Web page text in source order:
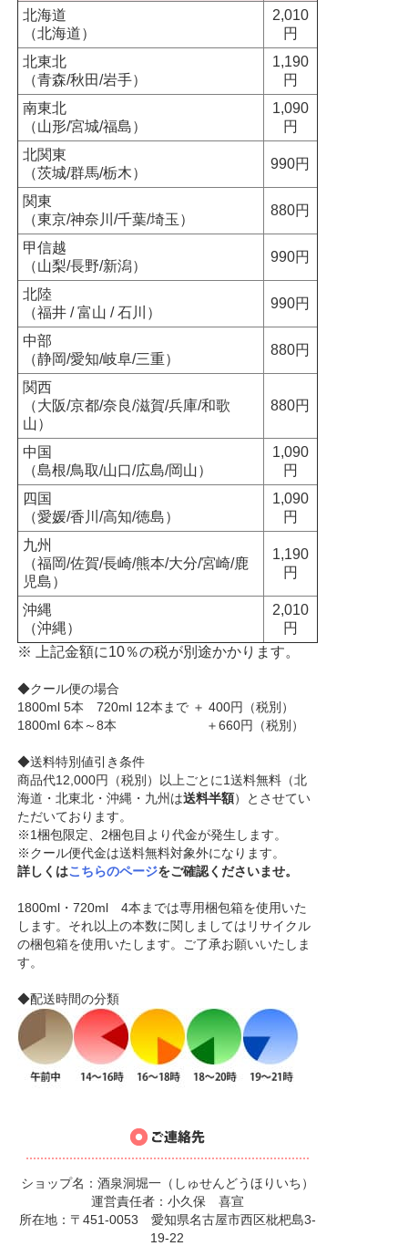
北海道
（北海道）
2,010
円
北東北
（青森/秋田/岩手）
1,190
円
南東北
（山形/宮城/福島）
1,090
円
北関東
（茨城/群馬/栃木）
990円
関東
（東京/神奈川/千葉/埼玉）
880円
甲信越
（山梨/長野/新潟）
990円
北陸
（福井 / 富山 / 石川）
990円
中部
（静岡/愛知/岐阜/三重）
880円
関西
（大阪/京都/奈良/滋賀/兵庫/和歌
山）
880円
中国
（島根/鳥取/山口/広島/岡山）
1,090
円
四国
（愛媛/香川/高知/徳島）
1,090
円
九州
（福岡/佐賀/長崎/熊本/大分/宮崎/鹿
児島）
1,190
円
沖縄
（沖縄）
2,010
円
※ 上記金額に10％の税が別途かかります。
◆クール便の場合
1800ml 5本 720ml 12本まで ＋ 400円（税別）
1800ml 6本～8本 ＋660円（税別）
◆送料特別値引き条件
商品代12,000円（税別）以上ごとに1送料無料（北
海道・北東北・沖縄・九州は送料半額）とさせてい
ただいております。
※1梱包限定、2梱包目より代金が発生します。
※クール便代金は送料無料対象外になります。
詳しくはこちらのページをご確認くださいませ。
1800ml・720ml 4本までは専用梱包箱を使用いた
します。それ以上の本数に関しましてはリサイクル
の梱包箱を使用いたします。ご了承お願いいたしま
す。
◆配送時間の分類
ショップ名：酒泉洞堀一（しゅせんどうほりいち）
運営責任者：小久保 喜宣
所在地：〒451-0053 愛知県名古屋市西区枇杷島3-
19-22